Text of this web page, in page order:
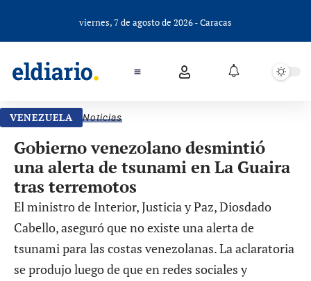
viernes, 7 de agosto de 2026 - Caracas
VENEZUELA Noticias
Gobierno venezolano desmintió
una alerta de tsunami en La Guaira
tras terremotos
El ministro de Interior, Justicia y Paz, Diosdado
Cabello, aseguró que no existe una alerta de
tsunami para las costas venezolanas. La aclaratoria
se produjo luego de que en redes sociales y